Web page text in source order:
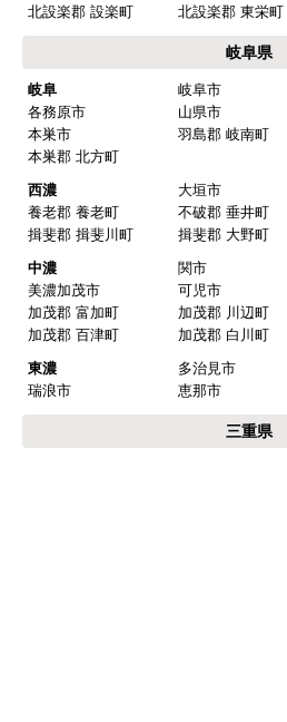
北設楽郡 設楽町
北設楽郡 東栄町
岐阜県
岐阜 岐阜市
各務原市
山県市
本巣市
羽島郡 岐南町
本巣郡 北方町
西濃
大垣市
養老郡 養老町
不破郡 垂井町
揖斐郡 揖斐川町
揖斐郡 大野町
中濃
関市
美濃加茂市
可児市
加茂郡 富加町
加茂郡 川辺町
加茂郡 百津町
加茂郡 白川町
東濃
多治見市
瑞浪市
恵那市
三重県